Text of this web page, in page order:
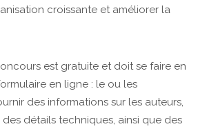
croissante et améliorer la
est gratuite et doit se faire en
en ligne : le ou les
des informations sur les auteurs,
détails techniques, ainsi que des